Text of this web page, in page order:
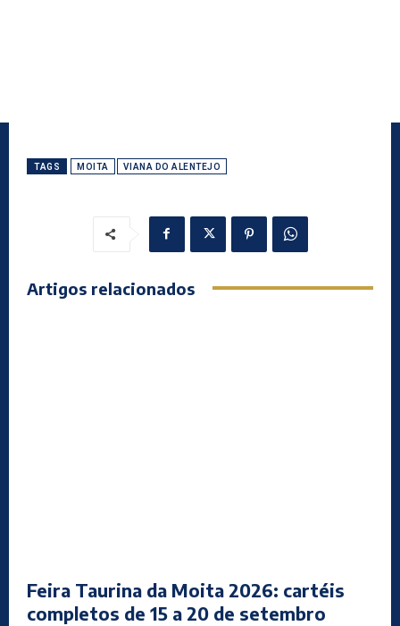
TAGS MOITA VIANA DO ALENTEJO
Artigos relacionados
Feira Taurina da Moita 2026: cartéis
completos de 15 a 20 de setembro